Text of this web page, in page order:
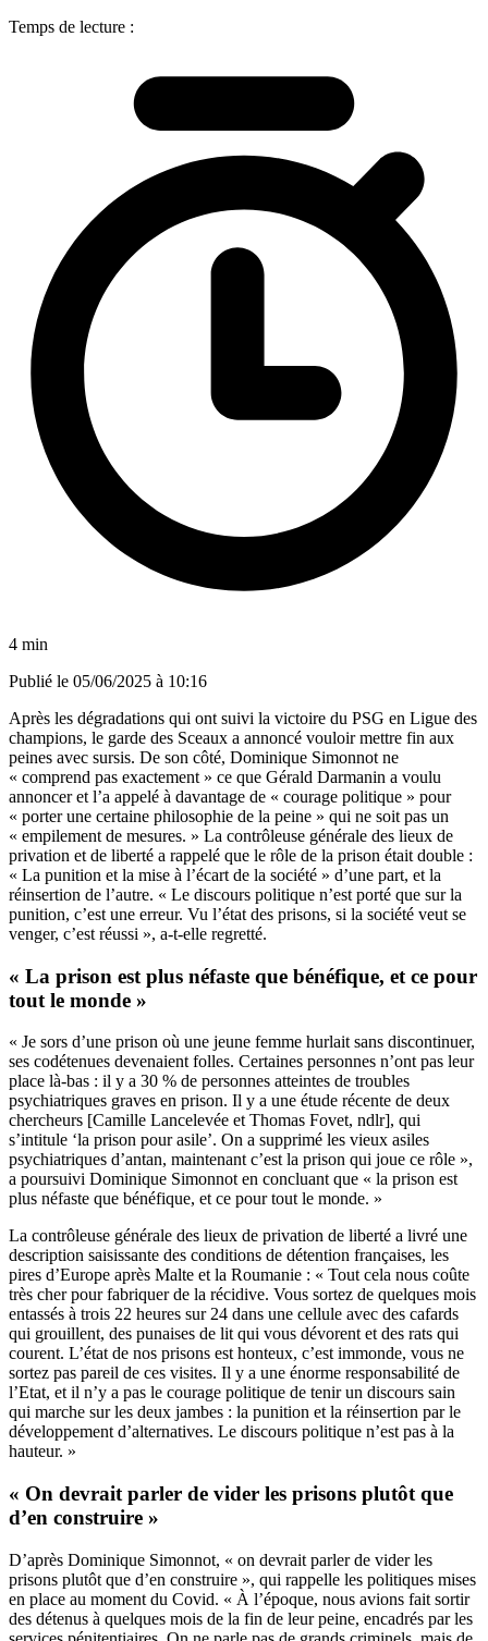
Temps de lecture :
4 min
Publié le 05/06/2025 à 10:16
Après les dégradations qui ont suivi la victoire du PSG en Ligue des
champions, le garde des Sceaux a annoncé vouloir mettre fin aux
peines avec sursis. De son côté, Dominique Simonnot ne
« comprend pas exactement » ce que Gérald Darmanin a voulu
annoncer et l’a appelé à davantage de « courage politique » pour
« porter une certaine philosophie de la peine » qui ne soit pas un
« empilement de mesures. » La contrôleuse générale des lieux de
privation et de liberté a rappelé que le rôle de la prison était double :
« La punition et la mise à l’écart de la société » d’une part, et la
réinsertion de l’autre. « Le discours politique n’est porté que sur la
punition, c’est une erreur. Vu l’état des prisons, si la société veut se
venger, c’est réussi », a-t-elle regretté.
« La prison est plus néfaste que bénéfique, et ce pour
tout le monde »
« Je sors d’une prison où une jeune femme hurlait sans discontinuer,
ses codétenues devenaient folles. Certaines personnes n’ont pas leur
place là-bas : il y a 30 % de personnes atteintes de troubles
psychiatriques graves en prison. Il y a une étude récente de deux
chercheurs [Camille Lancelevée et Thomas Fovet, ndlr], qui
s’intitule ‘la prison pour asile’. On a supprimé les vieux asiles
psychiatriques d’antan, maintenant c’est la prison qui joue ce rôle »,
a poursuivi Dominique Simonnot en concluant que « la prison est
plus néfaste que bénéfique, et ce pour tout le monde. »
La contrôleuse générale des lieux de privation de liberté a livré une
description saisissante des conditions de détention françaises, les
pires d’Europe après Malte et la Roumanie : « Tout cela nous coûte
très cher pour fabriquer de la récidive. Vous sortez de quelques mois
entassés à trois 22 heures sur 24 dans une cellule avec des cafards
qui grouillent, des punaises de lit qui vous dévorent et des rats qui
courent. L’état de nos prisons est honteux, c’est immonde, vous ne
sortez pas pareil de ces visites. Il y a une énorme responsabilité de
l’Etat, et il n’y a pas le courage politique de tenir un discours sain
qui marche sur les deux jambes : la punition et la réinsertion par le
développement d’alternatives. Le discours politique n’est pas à la
hauteur. »
« On devrait parler de vider les prisons plutôt que
d’en construire »
D’après Dominique Simonnot, « on devrait parler de vider les
prisons plutôt que d’en construire », qui rappelle les politiques mises
en place au moment du Covid. « À l’époque, nous avions fait sortir
des détenus à quelques mois de la fin de leur peine, encadrés par les